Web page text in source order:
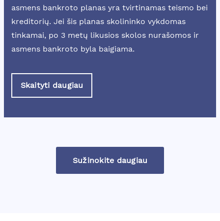
asmens bankroto planas yra tvirtinamas teismo bei
kreditorių. Jei šis planas skolininko vykdomas
tinkamai, po 3 metų likusios skolos nurašomos ir
asmens bankroto byla baigiama.
Skaityti daugiau
Sužinokite daugiau